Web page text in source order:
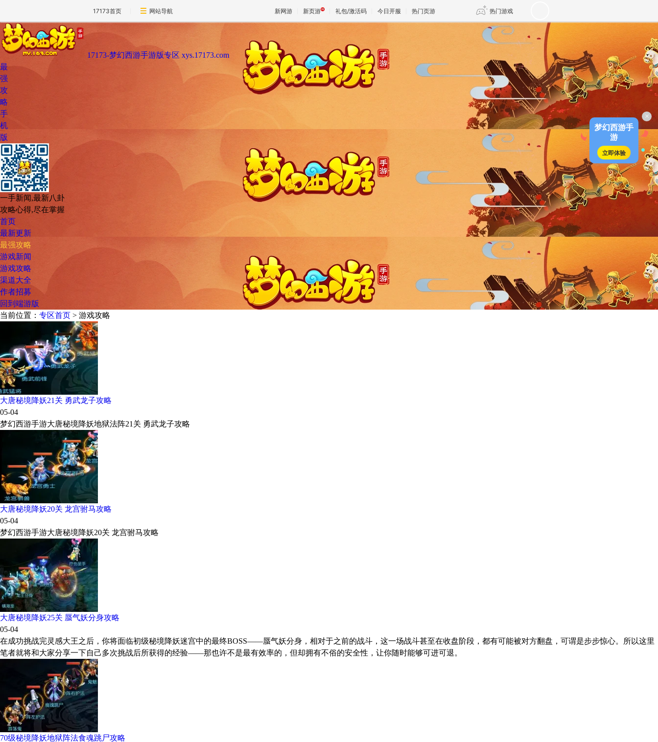
17173首页 网站导航 新网游 新页游 礼包/激活码 今日开服 热门页游 热门游戏
传奇4
剑网3旗舰版 新天龙八部
诛仙世界 新仙侠5
17173-梦幻西游手游版专区 xys.17173.com
最
强
攻
略
手
机
版
一手新闻,最新八卦
攻略心得,尽在掌握
首页
最新更新
最强攻略
游戏新闻
游戏攻略
渠道大全
作者招募
回到端游版
当前位置： 专区首页 > 游戏攻略
大唐秘境降妖21关 勇武龙子攻略
05-04
梦幻西游手游大唐秘境降妖地狱法阵21关 勇武龙子攻略
大唐秘境降妖20关 龙宫驸马攻略
05-04
梦幻西游手游大唐秘境降妖20关 龙宫驸马攻略
大唐秘境降妖25关 蜃气妖分身攻略
05-04
在成功挑战完灵感大王之后，你将面临初级秘境降妖迷宫中的最终BOSS——蜃气妖分身，相对于之前的战斗，这一场战斗甚至在收盘阶段，都有可能被对方翻盘，可谓是步步惊心。所以这里
笔者就将和大家分享一下自己多次挑战后所获得的经验——那也许不是最有效率的，但却拥有不俗的安全性，让你随时能够可进可退。
70级秘境降妖地狱阵法食魂跳尸攻略
×
梦幻西游手
游
立即体验